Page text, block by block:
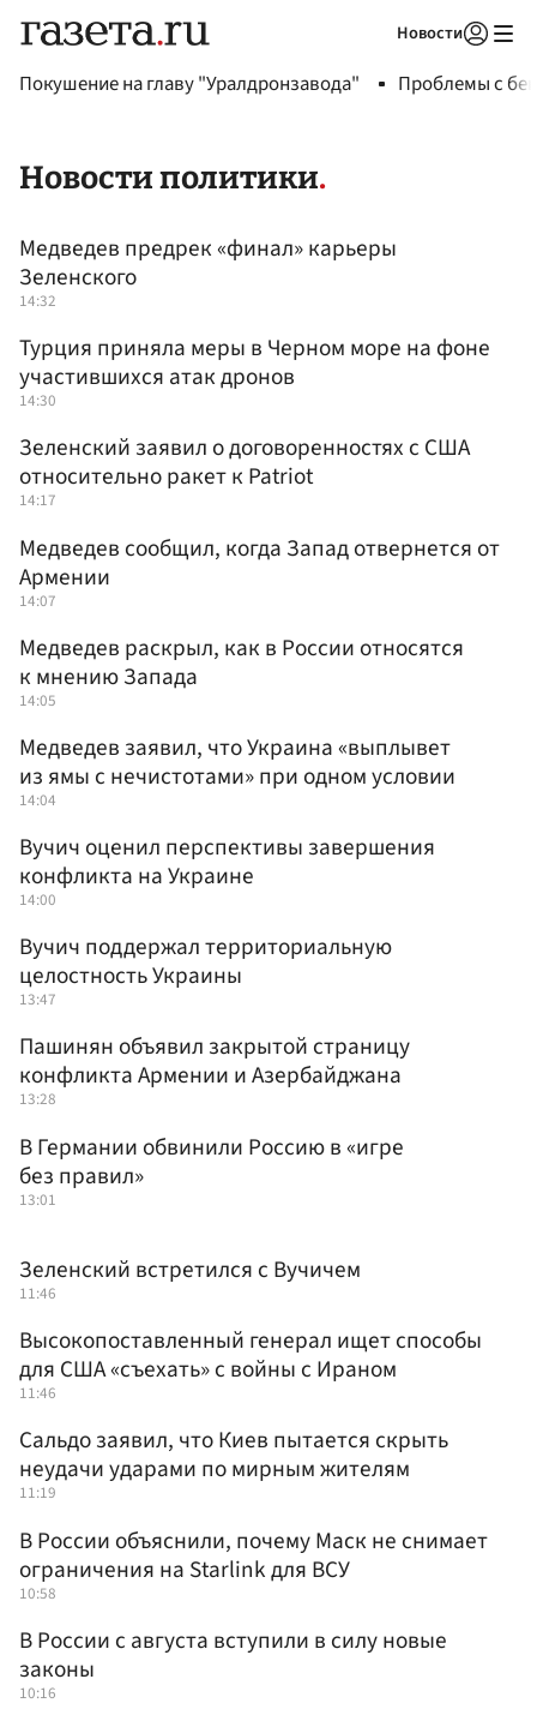
Новости
Покушение на главу "Уралдронзавода" Проблемы с
Новости политики
Медведев предрек «финал» карьеры
Зеленского
14:32
Турция приняла меры в Черном море на фоне
участившихся атак дронов
14:30
Зеленский заявил о договоренностях с США
относительно ракет к Patriot
14:17
Медведев сообщил, когда Запад отвернется от
Армении
14:07
Медведев раскрыл, как в России относятся
к мнению Запада
14:05
Медведев заявил, что Украина «выплывет
из ямы с нечистотами» при одном условии
14:04
Вучич оценил перспективы завершения
конфликта на Украине
14:00
Вучич поддержал территориальную
целостность Украины
13:47
Пашинян объявил закрытой страницу
конфликта Армении и Азербайджана
13:28
В Германии обвинили Россию в «игре
без правил»
13:01
Зеленский встретился с Вучичем
11:46
Высокопоставленный генерал ищет способы
для США «съехать» с войны с Ираном
11:46
Сальдо заявил, что Киев пытается скрыть
неудачи ударами по мирным жителям
11:19
В России объяснили, почему Маск не снимает
ограничения на Starlink для ВСУ
10:58
В России с августа вступили в силу новые
законы
10:16